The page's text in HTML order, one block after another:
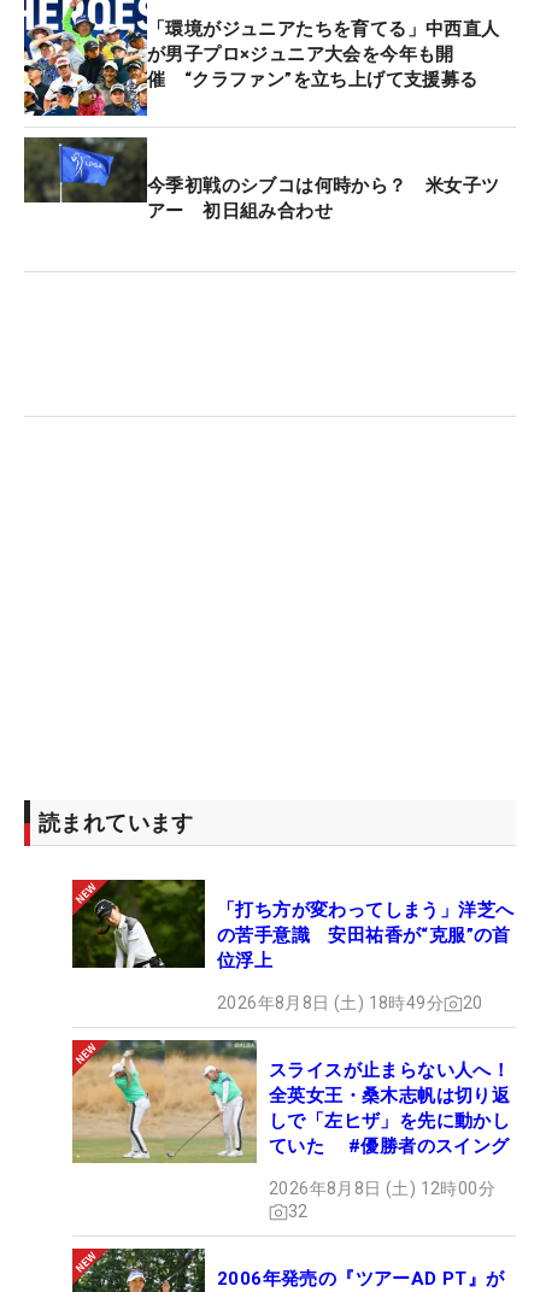
「環境がジュニアたちを育てる」中西直人
が男子プロ×ジュニア大会を今年も開
催 “クラファン”を立ち上げて支援募る
今季初戦のシブコは何時から？ 米女子ツ
アー 初日組み合わせ
読まれています
「打ち方が変わってしまう」洋芝へ
の苦手意識 安田祐香が“克服”の首
位浮上
2026年8月8日 (土) 18時49分 20
スライスが止まらない人へ！
全英女王・桑木志帆は切り返
しで「左ヒザ」を先に動かし
ていた #優勝者のスイング
2026年8月8日 (土) 12時00分
32
2006年発売の『ツアーAD PT』が